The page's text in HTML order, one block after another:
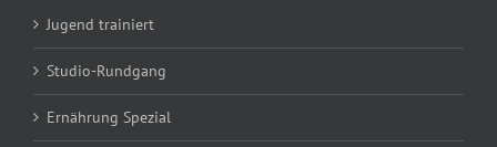
Jugend trainiert
Studio-Rundgang
Ernährung Spezial